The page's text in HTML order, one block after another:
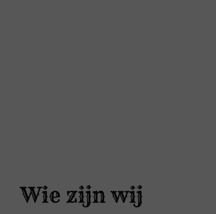
Wie zijn wij